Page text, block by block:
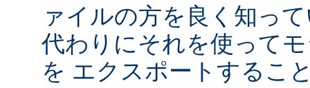
ァイルの方を良く知っ
代わりにそれを使って
を エクスポートするこ